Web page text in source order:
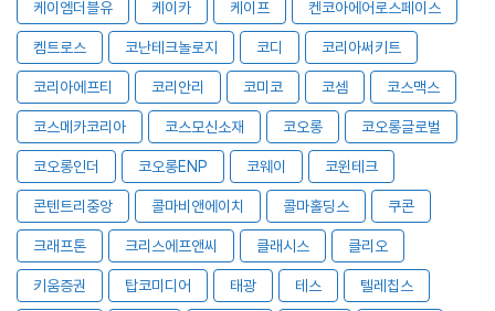
케이엠더블유 케이카 케이프 켄코아에어로스페이스
켐트로스 코난테크놀로지 코디 코리아써키트
코리아에프티 코리안리 코미코 코셈 코스맥스
코스메카코리아 코스모신소재 코오롱 코오롱글로벌
코오롱인더 코오롱ENP 코웨이 코윈테크
콘텐트리중앙 콜마비앤에이치 콜마홀딩스 쿠콘
크래프톤 크리스에프앤씨 클래시스 클리오
키움증권 탑코미디어 태광 테스 텔레칩스